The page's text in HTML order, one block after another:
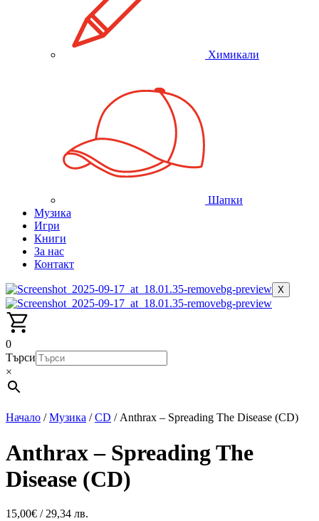
Химикали
Шапки
Музика
Игри
Книги
За нас
Контакт
X
0
Търси
×
Начало /Музика /CD / Anthrax – Spreading The Disease (CD)
Anthrax – Spreading The
Disease (CD)
15,00€ / 29,34 лв.